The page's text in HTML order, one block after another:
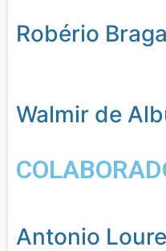
Robério Braga
Walmir de
Antonio